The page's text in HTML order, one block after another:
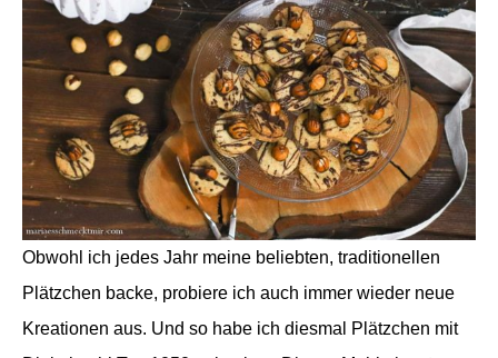
Obwohl ich jedes Jahr meine beliebten, traditionellen
Plätzchen backe, probiere ich auch immer wieder neue
Kreationen aus. Und so habe ich diesmal Plätzchen mit